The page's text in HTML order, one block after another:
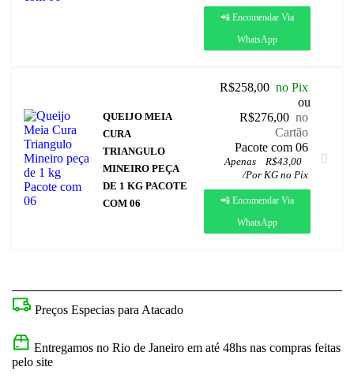
📲 Encomendar Via
WhatsApp
QUEIJO MEIA
CURA
TRIANGULO
MINEIRO PEÇA
DE 1 KG PACOTE
COM 06
R$258,00 no Pix
ou
R$276,00 no
Cartão
Pacote com 06
Apenas R$43,00
/Por KG no Pix
📲 Encomendar Via
WhatsApp
Preços Especias para Atacado
Entregamos no Rio de Janeiro em até 48hs nas compras feitas
pelo site